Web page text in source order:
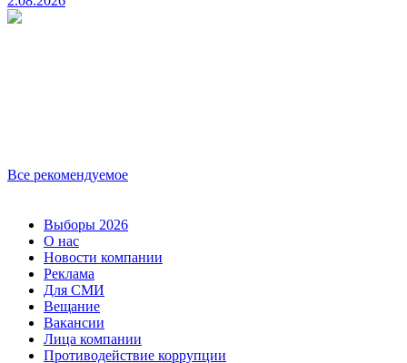
Все рекомендуемое
Выборы 2026
О нас
Новости компании
Реклама
Для СМИ
Вещание
Вакансии
Лица компании
Противодействие коррупции